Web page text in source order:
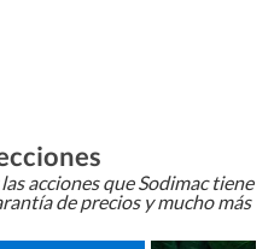
acciones que Sodimac tiene
de precios y mucho más